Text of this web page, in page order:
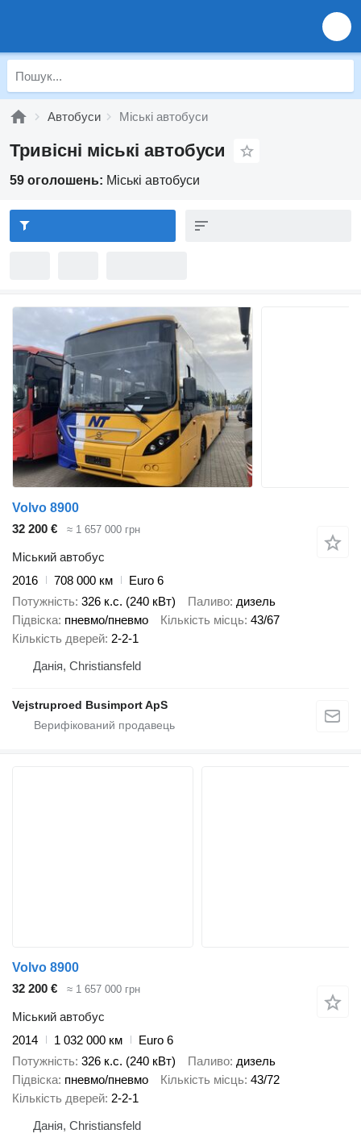
Автобуси Міські автобуси
Тривісні міські автобуси
59 оголошень: Міські автобуси
Volvo 8900
32 200 €
≈ 1 657 000 грн
Міський автобус
2016
708 000 км
Euro 6
Потужність 326 к.с. (240 кВт) Паливо дизель
Підвіска пневмо/пневмо Кількість місць 43/67
Кількість дверей 2-2-1
Данія, Christiansfeld
Vejstruproed Busimport ApS
Volvo 8900
32 200 €
≈ 1 657 000 грн
Міський автобус
2014
1 032 000 км
Euro 6
Потужність 326 к.с. (240 кВт) Паливо дизель
Підвіска пневмо/пневмо Кількість місць 43/72
Кількість дверей 2-2-1
Данія, Christiansfeld